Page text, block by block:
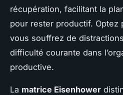
récupération, facilitant la
pour rester productif. Optez
vous souffrez de
difficulté courante dans
productive.
La matrice Eisenhower